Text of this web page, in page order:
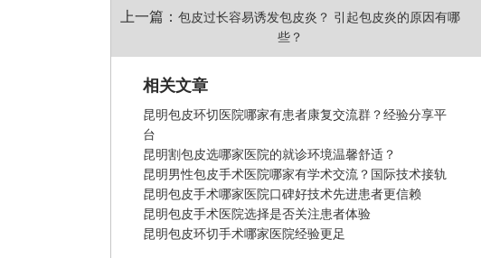
上一篇： 包皮过长容易诱发包皮炎？ 引起包皮炎的原因有哪
些？
相关文章
昆明包皮环切医院哪家有患者康复交流群？经验分享平
台
昆明割包皮选哪家医院的就诊环境温馨舒适？
昆明男性包皮手术医院哪家有学术交流？国际技术接轨
昆明包皮手术哪家医院口碑好技术先进患者更信赖
昆明包皮手术医院选择是否关注患者体验
昆明包皮环切手术哪家医院经验更足